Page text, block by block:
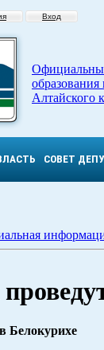
Вход
образования
Алтайского
СОВЕТ
Белокурихе